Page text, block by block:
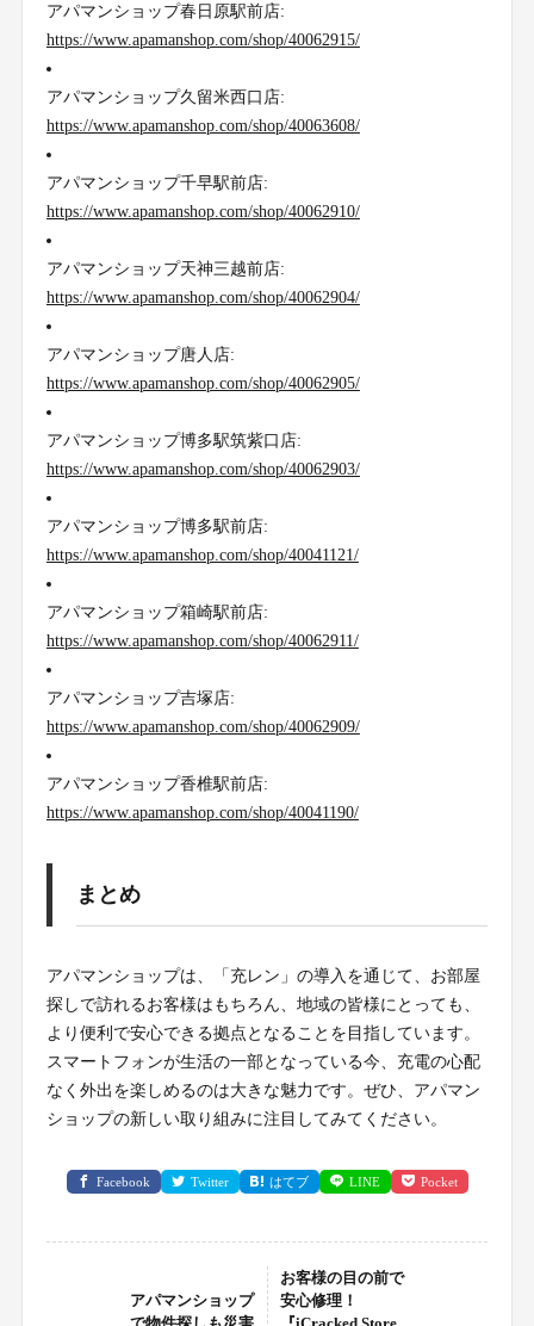
アパマンショップ春日原駅前店:
https://www.apamanshop.com/shop/40062915/
アパマンショップ久留米西口店:
https://www.apamanshop.com/shop/40063608/
アパマンショップ千早駅前店:
https://www.apamanshop.com/shop/40062910/
アパマンショップ天神三越前店:
https://www.apamanshop.com/shop/40062904/
アパマンショップ唐人店:
https://www.apamanshop.com/shop/40062905/
アパマンショップ博多駅筑紫口店:
https://www.apamanshop.com/shop/40062903/
アパマンショップ博多駅前店:
https://www.apamanshop.com/shop/40041121/
アパマンショップ箱崎駅前店:
https://www.apamanshop.com/shop/40062911/
アパマンショップ吉塚店:
https://www.apamanshop.com/shop/40062909/
アパマンショップ香椎駅前店:
https://www.apamanshop.com/shop/40041190/
まとめ
アパマンショップは、「充レン」の導入を通じて、お部屋
探しで訪れるお客様はもちろん、地域の皆様にとっても、
より便利で安心できる拠点となることを目指しています。
スマートフォンが生活の一部となっている今、充電の心配
なく外出を楽しめるのは大きな魅力です。ぜひ、アパマン
ショップの新しい取り組みに注目してみてください。
Facebook Twitter はてブ LINE Pocket
アパマンショップ
お客様の目の前で
安心修理！